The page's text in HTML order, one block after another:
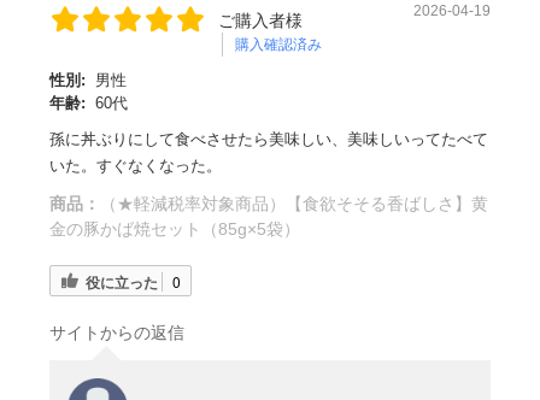
ご購入者様
購入確認済み
2026-04-19
性別:
男性
年齢: 60代
孫に丼ぶりにして食べさせたら美味しい、美味しいってたべて
いた。すぐなくなった。
商品：
（★軽減税率対象商品）【食欲そそる香ばしさ】黄
金の豚かば焼セット（85g×5袋）
役に立った 0
サイトからの返信